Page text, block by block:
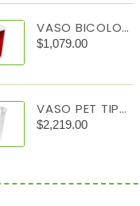
VASO BICOLOR #12 C/1000
$1,079.00
VASO PET TIPO CRISTAL 7 OZ C/1000
$2,219.00